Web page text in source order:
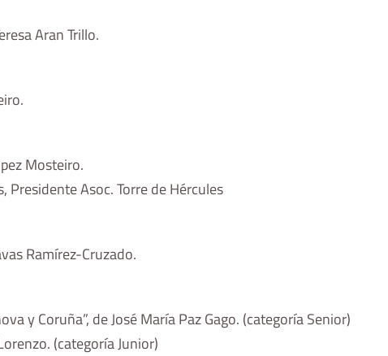
Aran Trillo.
Mosteiro.
Presidente Asoc. Torre de Hércules
Ramírez-Cruzado.
y Coruña”, de José María Paz Gago. (categoría Senior)
(categoría Junior)